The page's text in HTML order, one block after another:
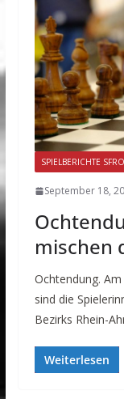
SPIELBERICHTE
September 18,
mischen
Ochtendung.
sind die
Bezirks Rhein-
Weiterlesen